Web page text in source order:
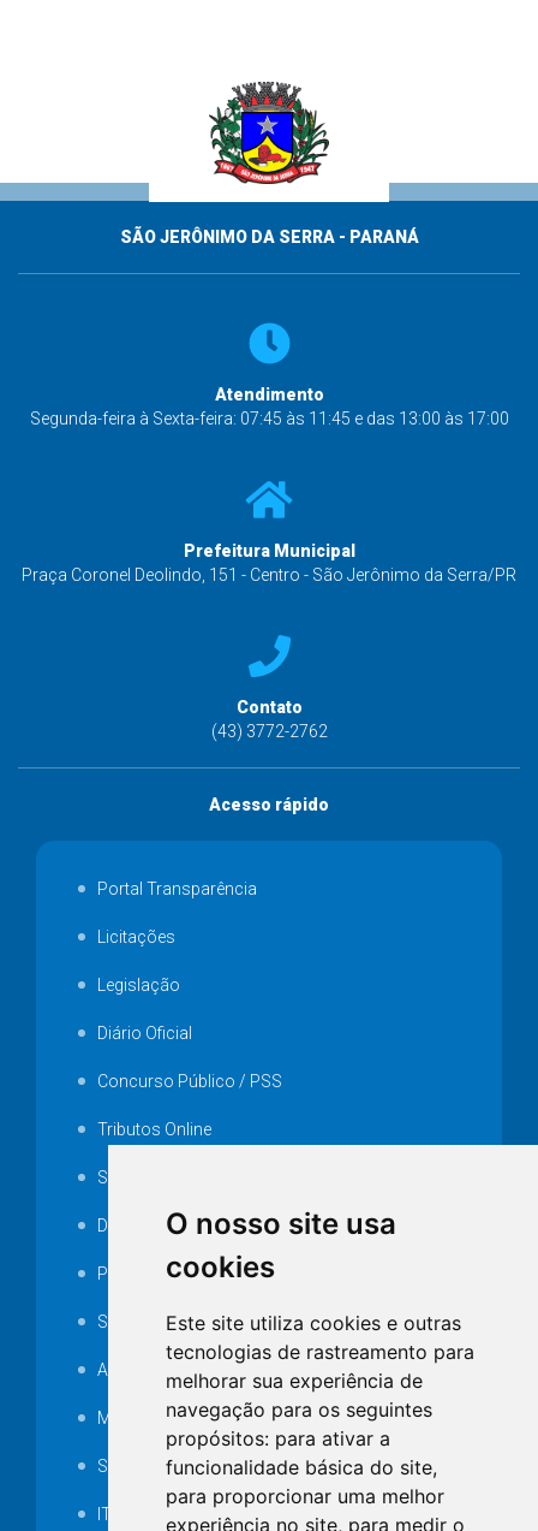
O nosso site usa
cookies
Este site utiliza cookies e outras
tecnologias de rastreamento para
melhorar sua experiência de
navegação para os seguintes
propósitos: para ativar a
funcionalidade básica do site,
para proporcionar uma melhor
experiência no site, para medir o
SÃO JERÔNIMO DA SERRA - PARANÁ
Atendimento
Segunda-feira à Sexta-feira: 07:45 às 11:45 e das 13:00 às 17:00
Prefeitura Municipal
Praça Coronel Deolindo, 151 - Centro - São Jerônimo da Serra/PR
Contato
(43) 3772-2762
Acesso rápido
Portal Transparência
Licitações
Legislação
Diário Oficial
Concurso Público / PSS
Tributos Online
Serviços ISS-E
Decretos
Portarias
SAMAE
Audiência pública
MANUTENÇÃO DE ILUMINAÇÃO PÚBLICA
Serviços Técnicos TI
ITR